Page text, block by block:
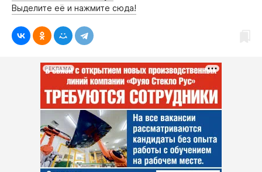
Выделите её и нажмите сюда!
РЕКЛАМА